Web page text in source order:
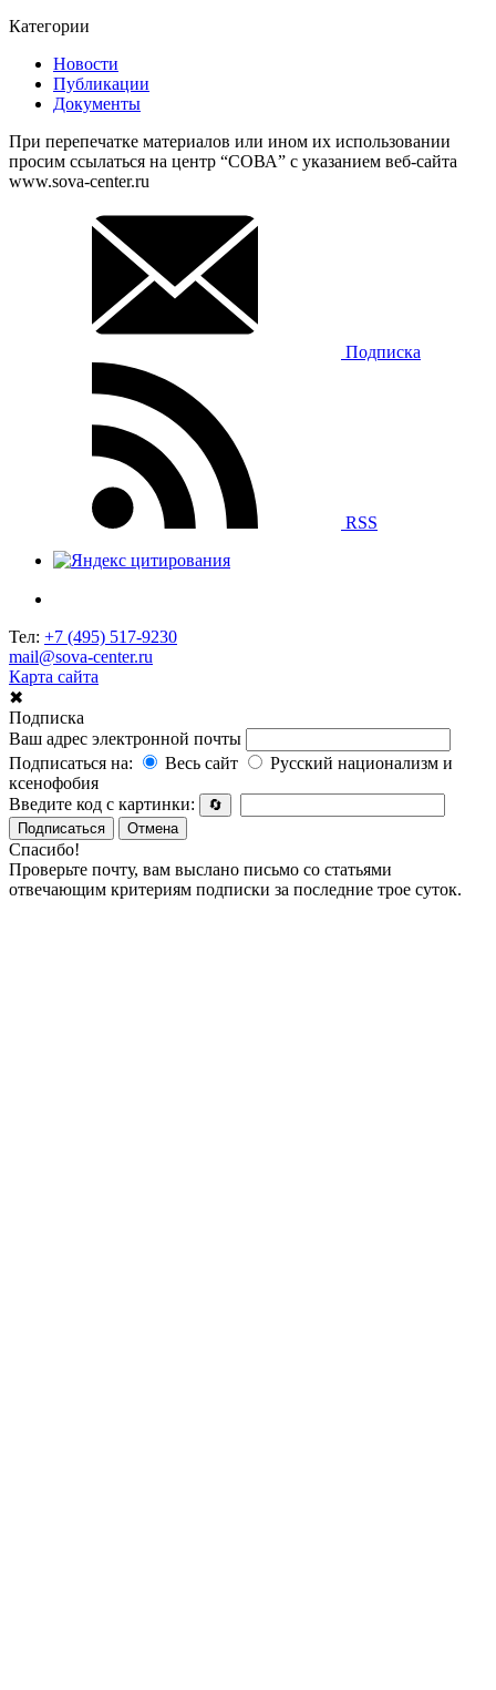
Категории
Новости
Публикации
Документы
При перепечатке материалов или ином их использовании
просим ссылаться на центр “СОВА” с указанием веб-сайта
www.sova-center.ru
Подписка
RSS
Тел: +7 (495) 517-9230
mail@sova-center.ru
Карта сайта
✖
Подписка
Ваш адрес электронной почты
Подписаться на:
Весь сайт
Русский национализм и
ксенофобия
Введите код с картинки:
🔄
Подписаться
Отмена
Спасибо!
Проверьте почту, вам выслано письмо со статьями
отвечающим критериям подписки за последние трое суток.